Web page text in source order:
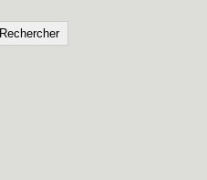
Rechercher